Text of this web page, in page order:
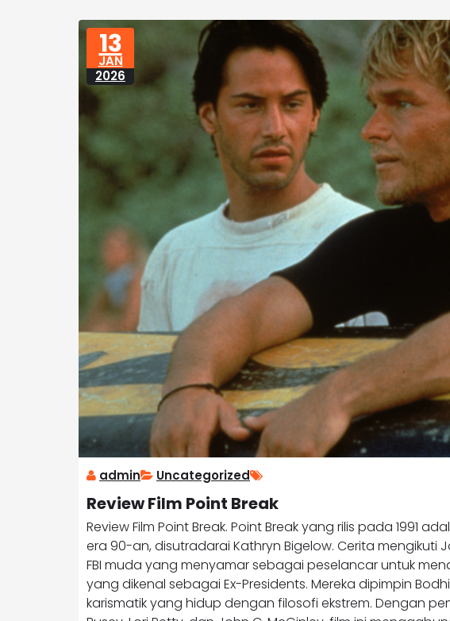
13
JAN
2026
admin Uncategorized
Review Film Point Break
Review Film Point Break. Point Break yang rilis pada 1991
era 90-an, disutradarai Kathryn Bigelow. Cerita mengikuti
FBI muda yang menyamar sebagai peselancar untuk
yang dikenal sebagai Ex-Presidents. Mereka dipimpin
karismatik yang hidup dengan filosofi ekstrem. Dengan